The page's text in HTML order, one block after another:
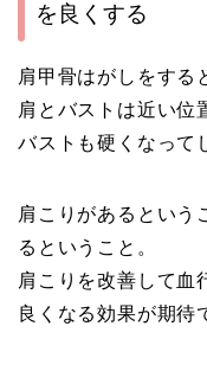
を良くする
肩甲骨はがしをする
肩とバストは近い位
バストも硬くなって
肩こりがあるという
るということ。
肩こりを改善して血
良くなる効果が期待